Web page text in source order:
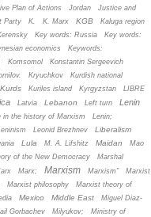
Plan of Actions
Jordan
Justice and
Party
K. K. Marx KGB
Kaluga region
Key words: Russia
Key words:
economics
Keywords:
Komsomol
Konstantin Sergeevich
Kryuchkov
Kurdish national
Kurds Kuriles island Kyrgyzstan LIBRE
Latvia Lebanon Left turn Lenin
in the history of Marxism
Lenin;
Leonid Brezhnev
Liberalism
Lula M. A. Lifshitz Maidan
Mao
of the New Democracy
Marshal
Marx; Marxism Marxism”
Marxist
Marxist philosophy
Marxist theory of
Mexico Middle East
Miguel Diaz-
Gorbachev Milyukov;
Ministry of